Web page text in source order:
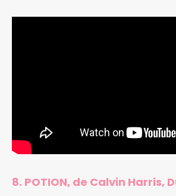
8. POTION, de Calvin Harris,